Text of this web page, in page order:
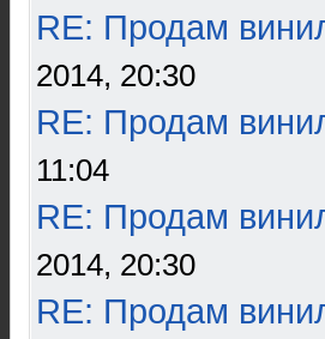
RE: Продам
2014, 20:30
RE: Продам
11:04
RE: Продам
2014, 20:30
RE: Продам